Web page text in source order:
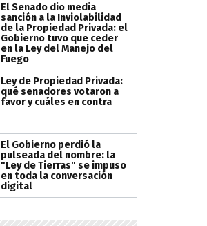
El Senado dio media
sanción a la Inviolabilidad
de la Propiedad Privada: el
Gobierno tuvo que ceder
en la Ley del Manejo del
Fuego
Ley de Propiedad Privada:
qué senadores votaron a
favor y cuáles en contra
El Gobierno perdió la
pulseada del nombre: la
"Ley de Tierras" se impuso
en toda la conversación
digital